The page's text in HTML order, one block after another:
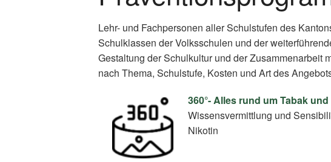
Lehr- und Fachpersonen aller Schulstufen des
Schulklassen der Volksschulen und der
Gestaltung der Schulkultur und der Zusammenarbeit
nach Thema, Schulstufe, Kosten und Art des
360°- Alles rund um Tabak
Wissensvermittlung und
Nikotin